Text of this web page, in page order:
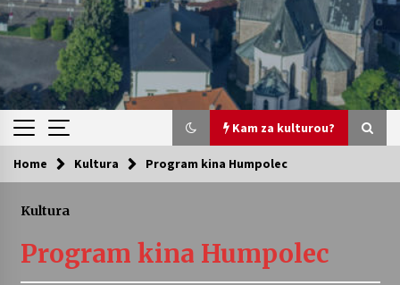
Kam za kulturou?
Kam za kulturou?
Sukuba Ensemble
4. 8. 2026
Home Kultura Program kina Humpolec
Kultura
Program kina Humpolec